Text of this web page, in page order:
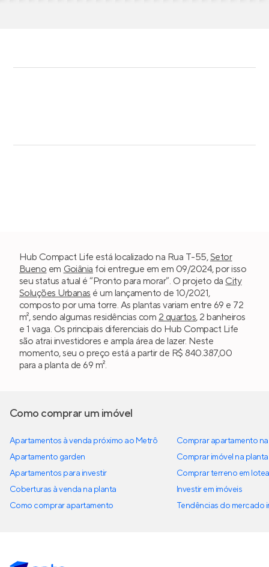
Hub Compact Life está localizado na Rua T-55,Setor
Bueno em Goiânia foi entregue em em 09/2024, por isso
seu status atual é “Pronto para morar”. O projeto da City
Soluções Urbanas é um lançamento de 10/2021,
composto por uma torre. As plantas variam entre 69 e 72
m², sendo algumas residências com 2 quartos, 2 banheiros
e 1 vaga. Os principais diferenciais do Hub Compact Life
são atrai investidores e ampla área de lazer. Neste
momento, seu o preço está a partir de R$ 840.387,00
para a planta de 69 m².
Como comprar um imóvel
Apartamentos à venda próximo ao Metrô
Apartamento garden
Apartamentos para investir
Coberturas à venda na planta
Como comprar apartamento
Comprar apartamento
Comprar imóvel na planta
Comprar terreno em
Investir em imóveis
Tendências do mercado